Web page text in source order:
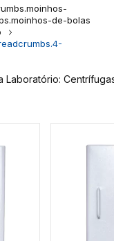
de-bolas
Laboratório: